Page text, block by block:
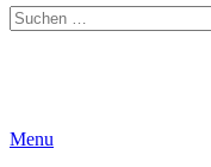
Suchen
nach:
Menu